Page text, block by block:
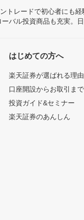
トレードで初心者にも
バル投資商品も充実。
はじめての方へ
楽天証券が選ばれる理由
口座開設からお取引ま
投資ガイド&セミナー
楽天証券のあんしん